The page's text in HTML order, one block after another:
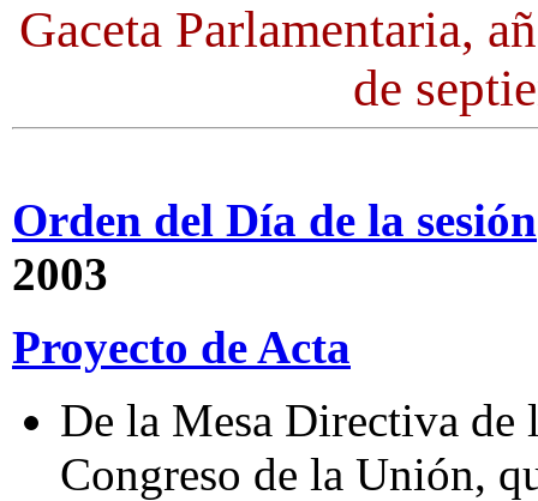
Gaceta Parlamentaria,
de
Orden del Día de la sesión
2003
Proyecto de Acta
De la Mesa Directiva de
Congreso de la Unión,